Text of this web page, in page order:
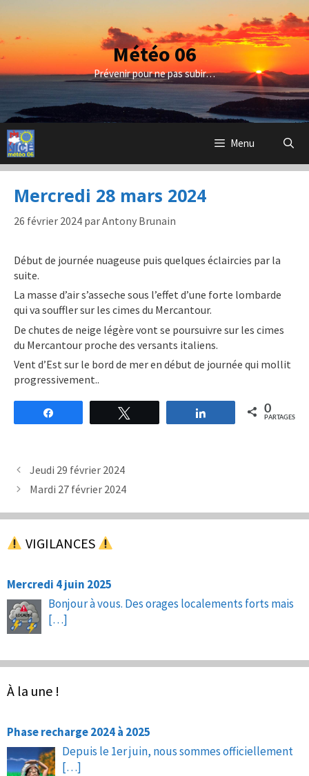
contenu
Météo 06
Prévenir pour ne pas subir…
Menu
Mercredi 28 mars 2024
26 février 2024 parAntony Brunain
Début de journée nuageuse puis quelques éclaircies par la
suite.
La masse d’air s’asseche sous l’effet d’une forte lombarde
qui va souffler sur les cimes du Mercantour.
De chutes de neige légère vont se poursuivre sur les cimes
du Mercantour proche des versants italiens.
Vent d’Est sur le bord de mer en début de journée qui mollit
progressivement..
Partagez 0
PARTAGES
Jeudi 29 février 2024
Mardi 27 février 2024
VIGILANCES
Mercredi 4 juin 2025
Bonjour à vous. Des orages localements forts mais
[…]
À la une !
Phase recharge 2024 à 2025
Depuis le 1er juin, nous sommes officiellement
[…]